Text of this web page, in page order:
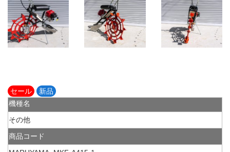
セール
新品
機種名
その他
商品コード